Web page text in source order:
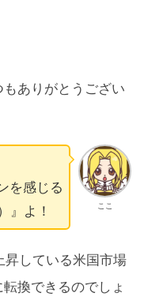
もありがとうござい
ここ
を感じる
』よ！
昇している米国市場
換できるのでしょ